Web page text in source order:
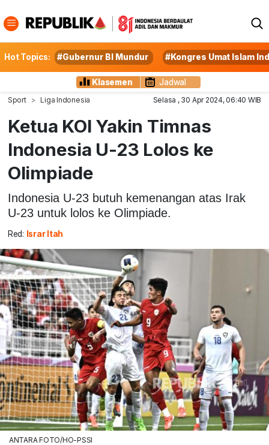
Hot Topics: #Gubernur BI Mundur #Kongres Umat Islam
Klasemen Jadwal
Sport Liga Indonesia Selasa , 30 Apr 2024, 06:40 WIB
Ketua KOI Yakin Timnas
Indonesia U-23 Lolos ke
Olimpiade
Indonesia U-23 butuh kemenangan atas Irak
U-23 untuk lolos ke Olimpiade.
Red: Israr Itah
ANTARA FOTO/HO-PSSI